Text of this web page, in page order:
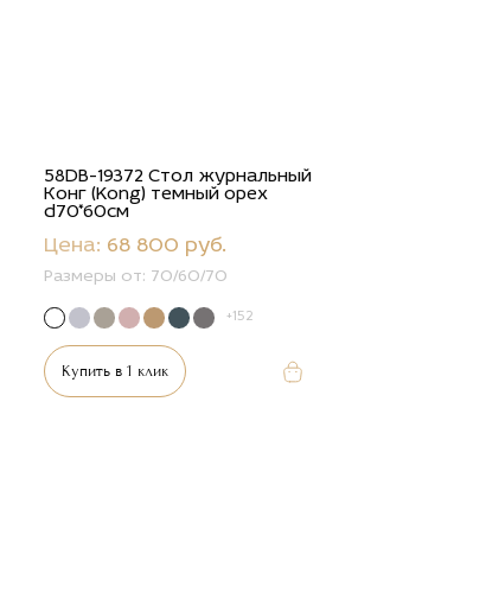
58DB-19372 Стол журнальный
Конг (Kong) темный орех
d70*60см
Цена: 68 800 руб.
Размеры от: 70/60/70
+152
Купить в 1 клик